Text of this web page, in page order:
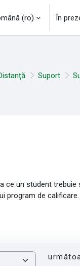
‎(ro)‎ În
Suport
ce un student trebuie
program de calificare.